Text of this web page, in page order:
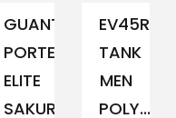
GUANTE
PORTERO
ELITE
SAKURA...
TANK
MEN
POLY...